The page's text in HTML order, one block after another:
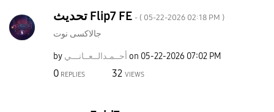
تحديث Flip7 FE - ( ‎05-22-2026 02:18 PM )
جالاكسى نوت
by أحــمـدالــعــانـــي on ‎05-22-2026 07:02 PM
0 REPLIES 32 VIEWS